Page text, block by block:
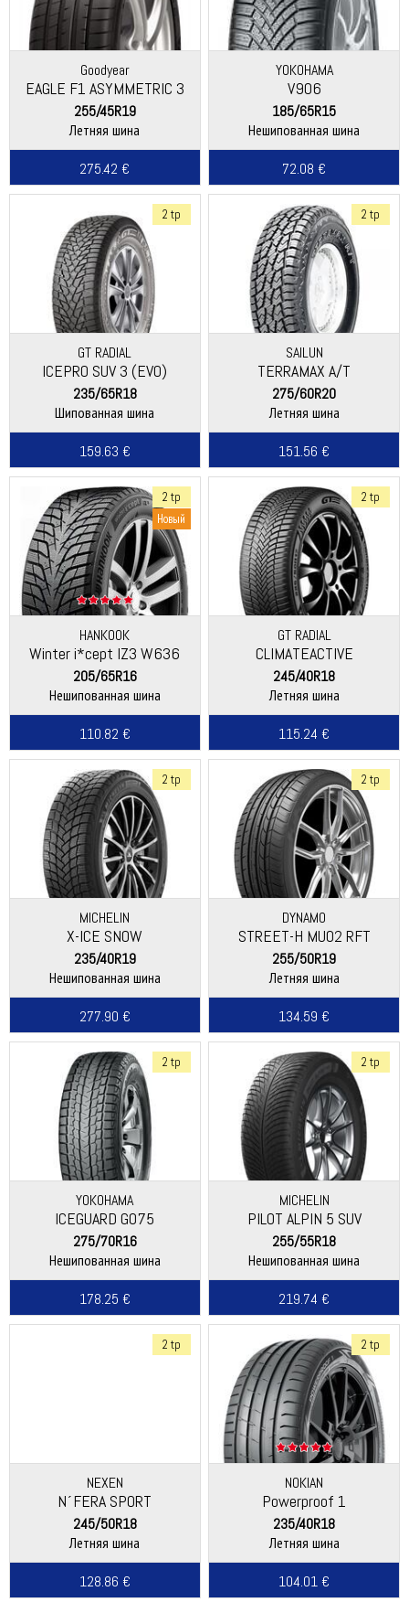
Goodyear
EAGLE F1 ASYMMETRIC 3
255/45R19
Летняя шина
275.42 €
YOKOHAMA
V906
185/65R15
Нешипованная шина
72.08 €
2 tp
GT RADIAL
ICEPRO SUV 3 (EVO)
235/65R18
Шипованная шина
159.63 €
2 tp
SAILUN
TERRAMAX A/T
275/60R20
Летняя шина
151.56 €
2 tp
Новый
HANKOOK
Winter i*cept IZ3 W636
205/65R16
Нешипованная шина
110.82 €
2 tp
GT RADIAL
CLIMATEACTIVE
245/40R18
Летняя шина
115.24 €
2 tp
MICHELIN
X-ICE SNOW
235/40R19
Нешипованная шина
277.90 €
2 tp
DYNAMO
STREET-H MU02 RFT
255/50R19
Летняя шина
134.59 €
2 tp
YOKOHAMA
ICEGUARD G075
275/70R16
Нешипованная шина
178.25 €
2 tp
MICHELIN
PILOT ALPIN 5 SUV
255/55R18
Нешипованная шина
219.74 €
2 tp
NEXEN
N´FERA SPORT
245/50R18
Летняя шина
128.86 €
2 tp
NOKIAN
Powerproof 1
235/40R18
Летняя шина
104.01 €